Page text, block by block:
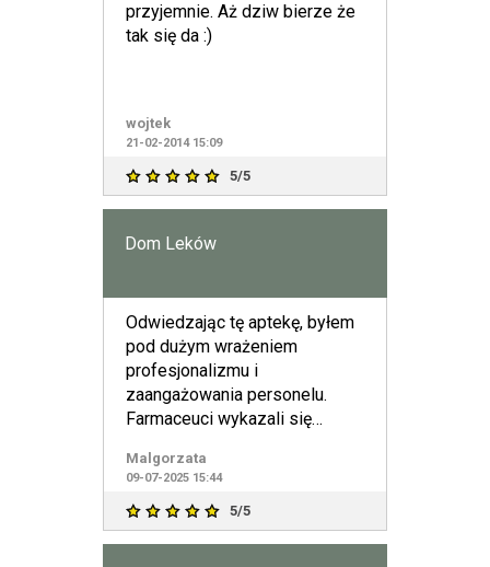
przyjemnie. Aż dziw bierze że
tak się da :)
wojtek
21-02-2014 15:09
5/5
Dom Leków
Odwiedzając tę aptekę, byłem
pod dużym wrażeniem
profesjonalizmu i
zaangażowania personelu.
Farmaceuci wykazali się
fachowe porady, któ
Malgorzata
09-07-2025 15:44
5/5